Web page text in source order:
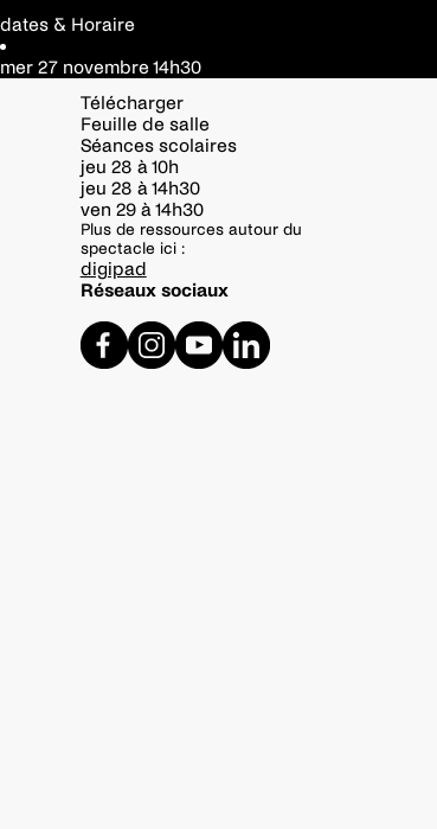
dates & Horaire
mer 27 novembre 14h30
Télécharger
Feuille de salle
Séances scolaires
jeu 28 à 10h
jeu 28 à 14h30
ven 29 à 14h30
Plus de ressources autour du
spectacle ici :
digipad
Réseaux sociaux